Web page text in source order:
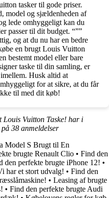
tasker til gode priser.
model og sjældenheden af
lede omhyggeligt kan du
passer til dit budget. “””
og at du nu har en bedre
en brugt Louis Vuitton
bestemt model eller bare
taske til din samling, er
Husk altid at
for at sikre, at du får
til med dit køb!
Vuitton Taske! har i
på 38 anmeldelser
Model S Brugt til En
brugte Renault Clio • Find den
den perfekte brugte iPhone 12! •
har et stort udvalg! • Find den
• Leasing af brugte
• Find den perfekte brugte Audi